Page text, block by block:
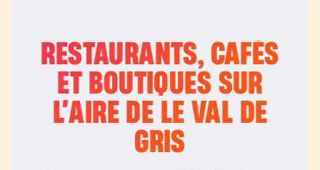
RESTAURANTS, CAFÉS
ET BOUTIQUES SUR
L’AIRE DE LE VAL DE
GRIS